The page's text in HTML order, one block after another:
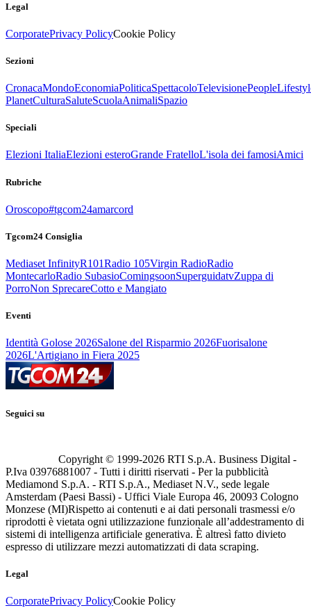
Legal
CorporatePrivacy PolicyCookie Policy
Sezioni
CronacaMondoEconomiaPoliticaSpettacoloTelevisionePeople
PlanetCulturaSaluteScuolaAnimaliSpazio
Speciali
Elezioni ItaliaElezioni esteroGrande FratelloL'isola dei famosiAmici
Rubriche
Oroscopo#tgcom24amarcord
Tgcom24 Consiglia
Mediaset InfinityR101Radio 105Virgin RadioRadio
MontecarloRadio SubasioComingsoonSuperguidatvZuppa di
PorroNon SprecareCotto e Mangiato
Eventi
Identità Golose 2026Salone del Risparmio 2026Fuorisalone
2026L'Artigiano in Fiera 2025
Seguici su
Copyright © 1999-2026 RTI S.p.A. Business Digital -
P.Iva 03976881007 - Tutti i diritti riservati - Per la pubblicità
Mediamond S.p.A. - RTI S.p.A., Mediaset N.V., sede legale
Amsterdam (Paesi Bassi) - Uffici Viale Europa 46, 20093 Cologno
Monzese (MI)Rispetto ai contenuti e ai dati personali trasmessi e/o
riprodotti è vietata ogni utilizzazione funzionale all’addestramento di
sistemi di intelligenza artificiale generativa. È altresì fatto divieto
espresso di utilizzare mezzi automatizzati di data scraping.
Legal
CorporatePrivacy PolicyCookie Policy